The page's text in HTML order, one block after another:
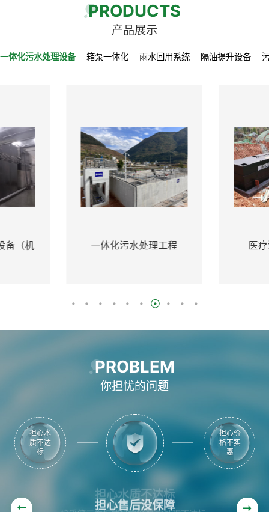
PRODUCTS
产品展示
一体化污水处理设备 箱泵一体化 雨水回用系统 隔油提升设备
一体化污水处理工程 医疗污水处理设备
PROBLEM
你担忧的问题
担心水
质不达
标
担心价
格不实
惠
担心售后没保障